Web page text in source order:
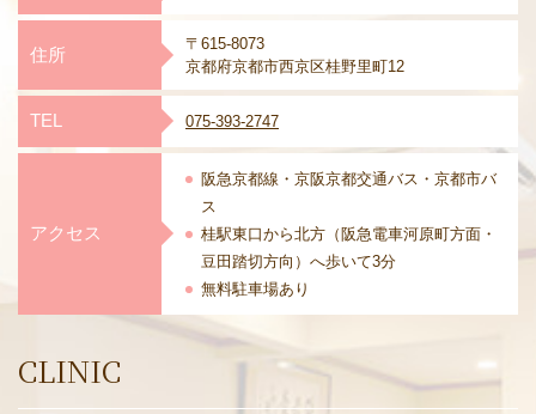
CLINIC
住所
〒615-8073
京都府京都市西京区桂野里町12
TEL 075-393-2747
アクセス
阪急京都線・京阪京都交通バス・ 京都市バ
ス
桂駅東口から北方（阪急電車河原町方面・
豆田踏切方向）へ歩いて3分
無料駐車場あり